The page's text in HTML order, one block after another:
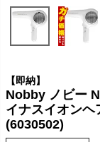
【即納】
Nobby ノビー
イナスイオンヘ
(6030502)